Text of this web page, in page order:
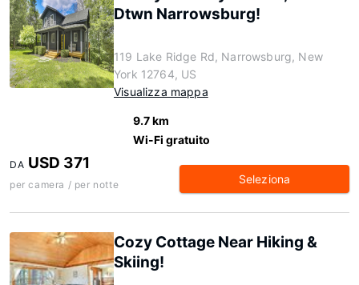
Dtwn Narrowsburg!
119 Lake Ridge Rd, Narrowsburg, New
York 12764, US
Visualizza mappa
9.7 km
Wi-Fi gratuito
DA USD 371
per camera / per notte Seleziona
Cozy Cottage Near Hiking &
Skiing!